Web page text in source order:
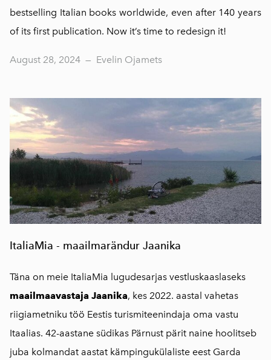
bestselling Italian books worldwide, even after 140 years
of its first publication. Now it’s time to redesign it!
August 28, 2024 — Evelin Ojamets
ItaliaMia - maailmarändur Jaanika
Täna on meie ItaliaMia lugudesarjas vestluskaaslaseks
maailmaavastaja Jaanika, kes 2022. aastal vahetas
riigiametniku töö Eestis turismiteenindaja oma vastu
Itaalias. 42-aastane südikas Pärnust pärit naine hoolitseb
juba kolmandat aastat kämpingukülaliste eest Garda